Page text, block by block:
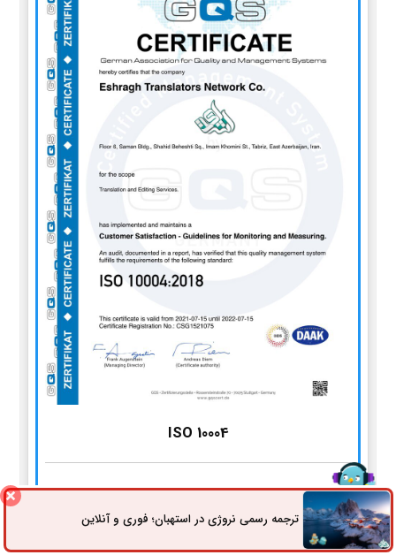
ISO 10004
استاندارد سیستم مدیریت پایش و اندازه‌گیری رضایت مشتریان
ترجمه رسمی نروژی در استهبان؛ فوری و آنلاینثبت سفارش راه های ارتباطی